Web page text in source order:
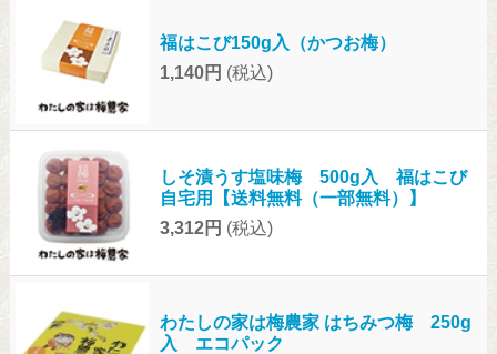
福はこび150g入（かつお梅）
1,140円 (税込)
しそ漬うす塩味梅 500g入 福はこび
自宅用【送料無料（一部無料）】
3,312円 (税込)
わたしの家は梅農家 はちみつ梅 250g
入 エコパック